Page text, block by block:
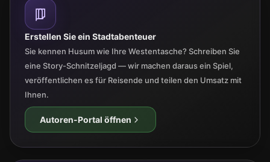
Erstellen Sie ein Stadtabenteuer
Sie kennen Husum wie Ihre Westentasche? Schreiben Sie
eine Story-Schnitzeljagd — wir machen daraus ein Spiel,
veröffentlichen es für Reisende und teilen den Umsatz mit
Ihnen.
Autoren-Portal öffnen